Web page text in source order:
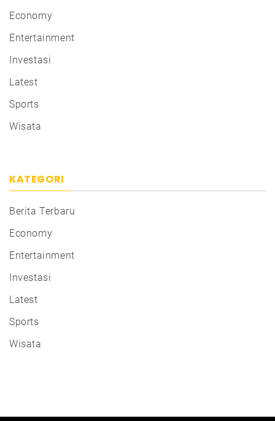
Economy
Entertainment
Investasi
Latest
Sports
Wisata
KATEGORI
Berita Terbaru
Economy
Entertainment
Investasi
Latest
Sports
Wisata